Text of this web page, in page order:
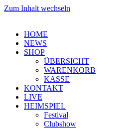
Zum Inhalt wechseln
HOME
NEWS
SHOP
ÜBERSICHT
WARENKORB
KASSE
KONTAKT
LIVE
HEIMSPIEL
Festival
Clubshow